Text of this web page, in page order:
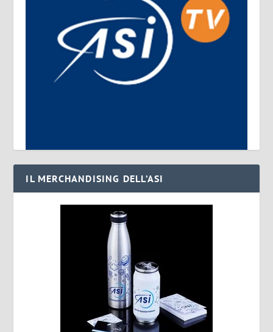
IL MERCHANDISING DELL’ASI